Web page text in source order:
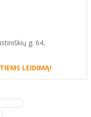
g. 64,
LEIDIMĄ!